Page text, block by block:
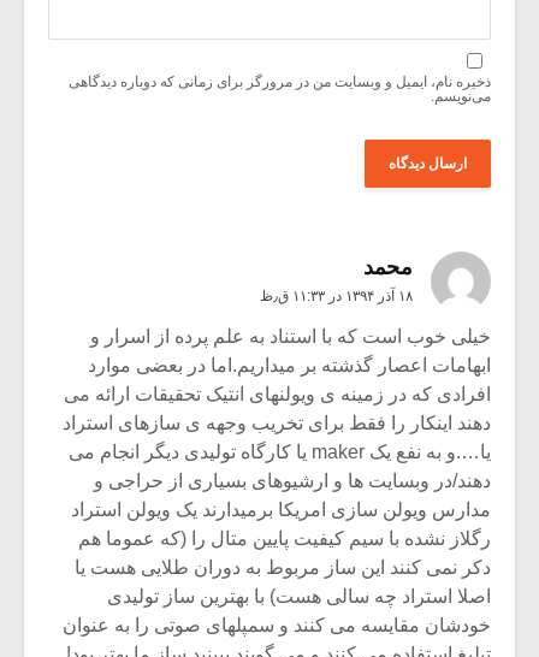
ذخیره نام، ایمیل و وبسایت من در مرورگر برای زمانی که دوباره دیدگاهی
می‌نویسم.
محمد
۱۸ آذر ۱۳۹۴ در ۱۱:۳۳ ق٫ظ
خیلی خوب است که با استناد به علم پرده از اسرار و
ابهامات اعصار گذشته بر میداریم.اما در بعضی موارد
افرادی که در زمینه ی ویولنهای انتیک تحقیقات ارائه می
دهند اینکار را فقط برای تخریب وجهه ی سازهای استراد
یا….و به نفع یک maker یا کارگاه تولیدی دیگر انجام می
دهند/در وبسایت ها و ارشیوهای بسیاری از حراجی و
مدارس ویولن سازی امریکا برمیدارند یک ویولن استراد
رگلاز نشده با سیم کیفیت پایین متال را (که عموما هم
دکر نمی کنند این ساز مربوط به دوران طلایی هست یا
اصلا استراد چه سالی هست) با بهترین ساز تولیدی
خودشان مقایسه می کنند و سمپلهای صوتی را به عنوان